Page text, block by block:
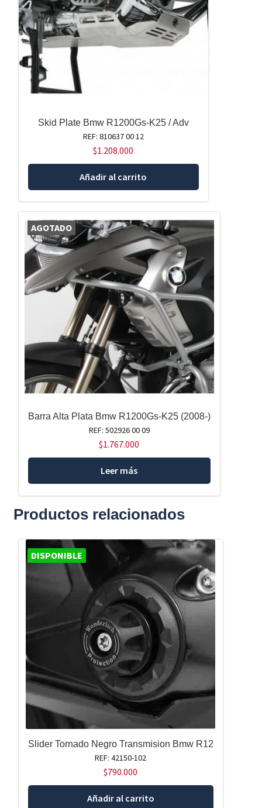
Skid Plate Bmw R1200Gs-K25 / Adv
REF: 810637 00 12
$1.208.000
Añadir al carrito
AGOTADO
Barra Alta Plata Bmw R1200Gs-K25 (2008-)
REF: 502926 00 09
$1.767.000
Leer más
Productos relacionados
DISPONIBLE
Slider Tornado Negro Transmision Bmw R12
REF: 42150-102
$790.000
Añadir al carrito